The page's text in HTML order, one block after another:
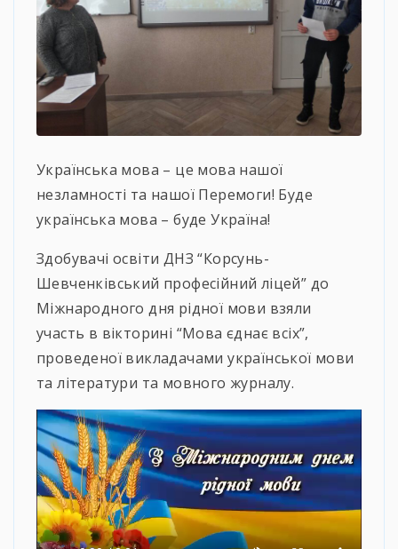
Українська мова – це мова нашої
незламності та нашої Перемоги! Буде
українська мова – буде Україна!
Здобувачі освіти ДНЗ “Корсунь-
Шевченківський професійний ліцей” до
Міжнародного дня рідної мови взяли
участь в вікторині “Мова єднає всіх”,
проведеної викладачами української мови
та літератури та мовного журналу.